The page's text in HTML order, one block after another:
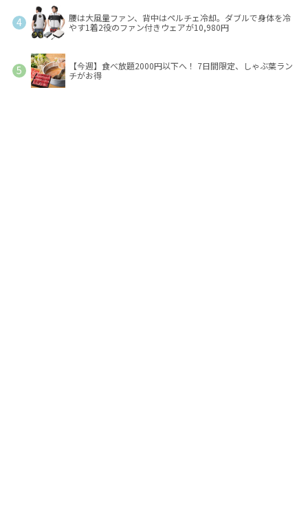
腰は大風量ファン、背中はペルチェ冷却。ダブルで身体を冷
やす1着2役のファン付きウェアが10,980円
【今週】食べ放題2000円以下へ！ 7日間限定、しゃぶ葉ラン
チがお得